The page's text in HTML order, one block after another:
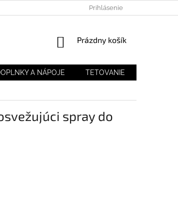
Prihlásenie
NÁKUPNÝ
Prázdny košík
A NÁPOJE TETOVANIE
spray do